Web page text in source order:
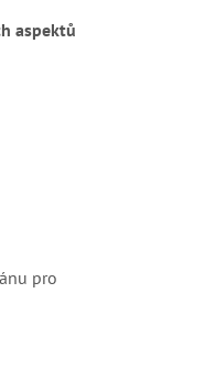
aspektů
pro